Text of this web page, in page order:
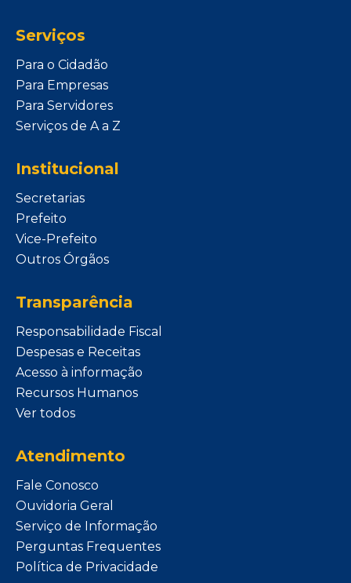
Serviços
Para o Cidadão
Para Empresas
Para Servidores
Serviços de A a Z
Institucional
Secretarias
Prefeito
Vice-Prefeito
Outros Órgãos
Transparência
Responsabilidade Fiscal
Despesas e Receitas
Acesso à informação
Recursos Humanos
Ver todos
Atendimento
Fale Conosco
Ouvidoria Geral
Serviço de Informação
Perguntas Frequentes
Política de Privacidade